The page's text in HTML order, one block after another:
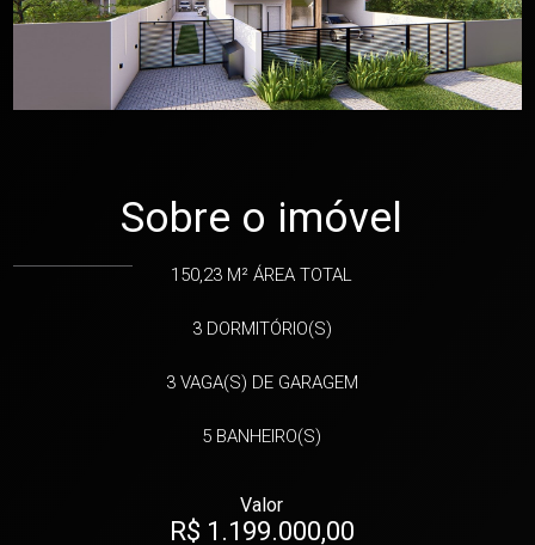
Sobre o imóvel
150,23 M² ÁREA TOTAL
3DORMITÓRIO(S)
3VAGA(S) DE GARAGEM
5 BANHEIRO(S)
Valor
R$ 1.199.000,00